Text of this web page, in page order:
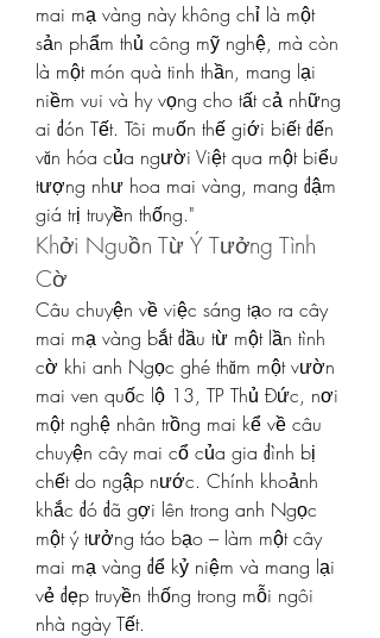
mai mạ vàng này không chỉ là một
sản phẩm thủ công mỹ nghệ, mà còn
là một món quà tinh thần, mang lại
niềm vui và hy vọng cho tất cả những
ai đón Tết. Tôi muốn thế giới biết đến
văn hóa của người Việt qua một biểu
tượng như hoa mai vàng, mang đậm
giá trị truyền thống."
Khởi Nguồn Từ Ý Tưởng Tình
Cờ
Câu chuyện về việc sáng tạo ra cây
mai mạ vàng bắt đầu từ một lần tình
cờ khi anh Ngọc ghé thăm một vườn
mai ven quốc lộ 13, TP Thủ Đức, nơi
một nghệ nhân trồng mai kể về câu
chuyện cây mai cổ của gia đình bị
chết do ngập nước. Chính khoảnh
khắc đó đã gợi lên trong anh Ngọc
một ý tưởng táo bạo – làm một cây
mai mạ vàng để kỷ niệm và mang lại
vẻ đẹp truyền thống trong mỗi ngôi
nhà ngày Tết.